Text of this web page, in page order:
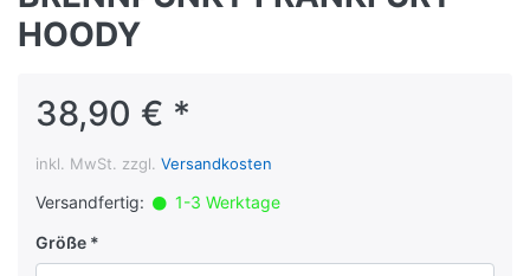
HOODY
38,90 € *
inkl. MwSt. zzgl. Versandkosten
Versandfertig:
1-3 Werktage
Größe